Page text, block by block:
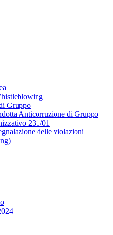
Gruppo
Anticorruzione di Gruppo
231/01
delle violazioni